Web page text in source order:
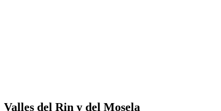
Valles del Rin y del Mosela